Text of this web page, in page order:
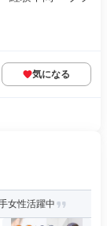
気になる
女性活躍中